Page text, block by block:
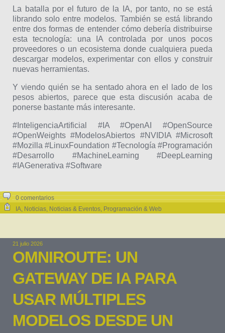
La batalla por el futuro de la IA, por tanto, no se está
librando solo entre modelos. También se está librando
entre dos formas de entender cómo debería distribuirse
esta tecnología: una IA controlada por unos pocos
proveedores o un ecosistema donde cualquiera pueda
descargar modelos, experimentar con ellos y construir
nuevas herramientas.
Y viendo quién se ha sentado ahora en el lado de los
pesos abiertos, parece que esta discusión acaba de
ponerse bastante más interesante.
#InteligenciaArtificial #IA #OpenAI #OpenSource
#OpenWeights #ModelosAbiertos #NVIDIA #Microsoft
#Mozilla #LinuxFoundation #Tecnología #Programación
#Desarrollo #MachineLearning #DeepLearning
#IAGenerativa #Software
0 comentarios
IA, Noticias, Noticias & Eventos, Programación & Web
21 julio 2026
OMNIROUTE: UN
GATEWAY DE IA PARA
USAR MÚLTIPLES
MODELOS DESDE UN